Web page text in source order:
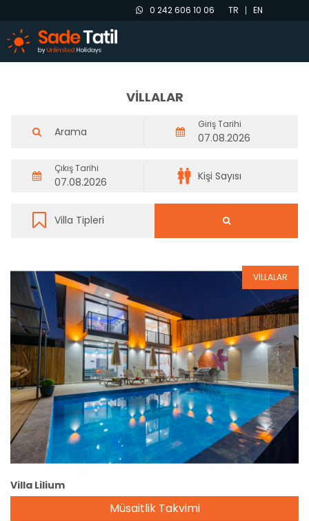
0 242 606 10 06 TR EN
VİLLALAR
Giriş Tarihi
Çıkış Tarihi
Rezervasyon
VİLLALAR
Villa Lilium
Müsaitlik Takvimi